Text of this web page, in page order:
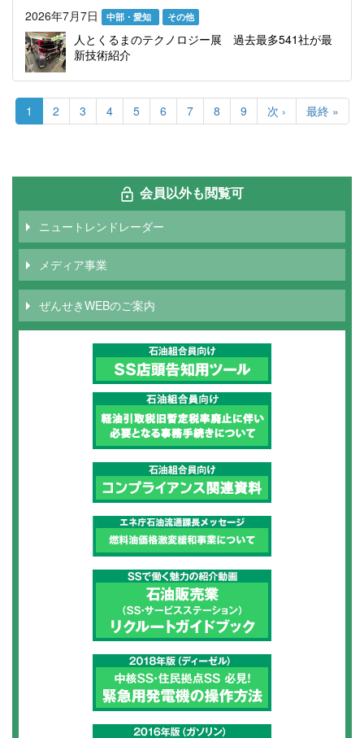
2026年7月7日
中部・愛知 その他
人とくるまのテクノロジー展 過去最多541社が最
新技術紹介
ペ
ジ
カ
レ
ペ
1 Page
2 Page
3 Page
4 Page
5 Page
6 Page
7 Page
8 Page
9
次
ペ
次 ›
最
終
ジ
最終 »
会員以外も閲覧可
ニュートレンドレーダー
メディア事業
ぜんせきWEBのご案内